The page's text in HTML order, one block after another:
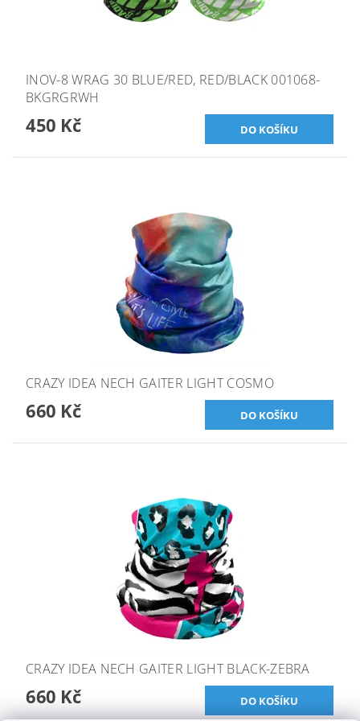
INOV-8 WRAG 30 BLUE/RED, RED/BLACK 001068-
BKGRGRWH
450 Kč
CRAZY IDEA NECH GAITER LIGHT COSMO
660 Kč
CRAZY IDEA NECH GAITER LIGHT BLACK-ZEBRA
660 Kč